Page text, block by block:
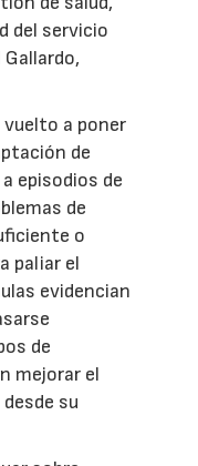
del servicio
Gallardo,
vuelto a poner
de
episodios de
de
o
paliar el
evidencian
de
mejorar el
su